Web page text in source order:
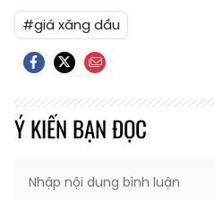
#giá xăng dầu
Ý KIẾN BẠN ĐỌC